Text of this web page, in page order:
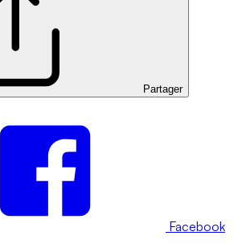
Partager
Facebook